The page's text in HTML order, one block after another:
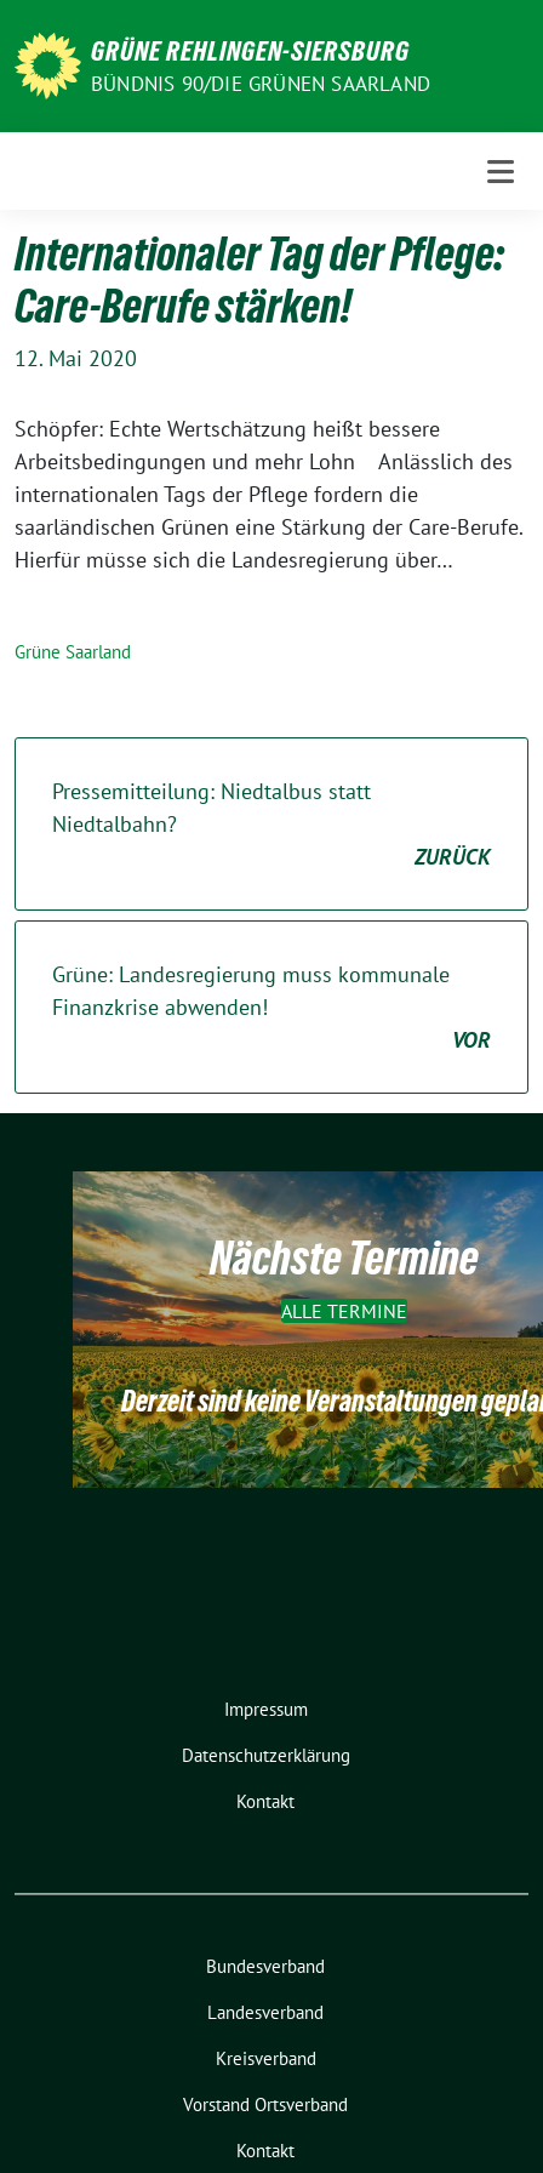
zum
Inhalt
GRÜNE REHLINGEN-SIERSBURG
BÜNDNIS 90/DIE GRÜNEN SAARLAND
Internationaler Tag der Pflege:
Care-Berufe stärken!
12. Mai 2020
Schöpfer: Echte Wertschätzung heißt bessere
Arbeitsbedingungen und mehr Lohn Anlässlich des
internationalen Tags der Pflege fordern die
saarländischen Grünen eine Stärkung der Care-Berufe.
Hierfür müsse sich die Landesregierung über…
Grüne Saarland
Pressemitteilung: Niedtalbus statt
Niedtalbahn?
ZURÜCK
Grüne: Landesregierung muss kommunale
Finanzkrise abwenden!
VOR
Nächste Termine
ALLE TERMINE
Derzeit sind keine Veranstaltungen
Impressum
Datenschutzerklärung
Kontakt
Bundesverband
Landesverband
Kreisverband
Vorstand Ortsverband
Kontakt